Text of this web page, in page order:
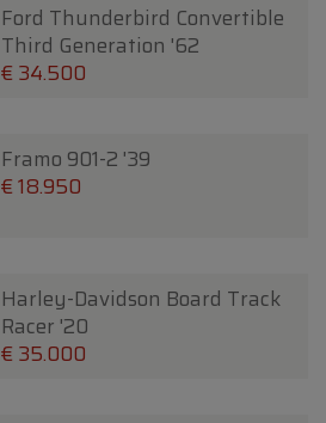
Ford Thunderbird Convertible
Third Generation '62
€ 34.500
Framo 901-2 '39
€ 18.950
Harley-Davidson Board Track
Racer '20
€ 35.000